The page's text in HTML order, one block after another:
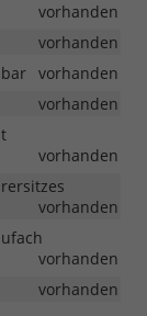
vorhanden
vorhanden
vorhanden
vorhanden
vorhanden
vorhanden
vorhanden
vorhanden